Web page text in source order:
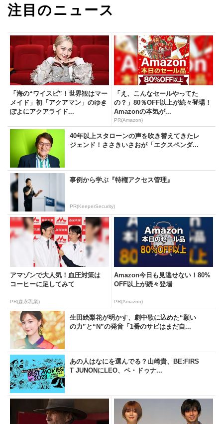
注目のニュース
「海の“ワイスピ”！世界観はマー
メイド」初「アクアマン」のゆき
ぽよにアクアライド...
「え、こんなセールやってた
の？」80％OFF以上が続々登場！
Amazonの本気が...
PR(Amazon)
40年以上スタローンの声を吹き替えてきたレ
ジェンド！ささきいさおが「エクスペンダ...
事例から学ぶ『特権アクセス管理』
PR(KeeperSecurity)
アマゾンで大人気！血圧対策は
コーヒーに足してみて
PR(森永乳業)
Amazon今日も見逃せない！80%
OFF以上が続々登場
PR(Amazon)
生田絵梨花が明かす、劇中歌に込めた“願い
の力”と“N”の発音「1番のサビはまだ自...
あの人はなにを選んでる？山崎貴、BE:FIRS
T JUNONにLEO、ペ・ドゥナ...